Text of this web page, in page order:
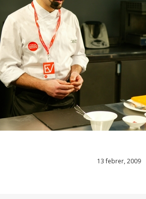
13 febrer, 2009